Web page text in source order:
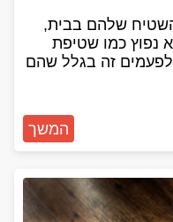
שלהם בבית,
נפוץ כמו שטיפת
זה בגלל שהם
המשך